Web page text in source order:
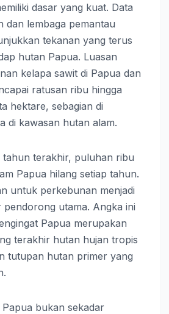
dasar yang kuat. Data
dan lembaga pemantau
tekanan yang terus
hutan Papua. Luasan
kelapa sawit di Papua dan
ratusan ribu hingga
hektare, sebagian di
di kawasan hutan alam.
tahun terakhir, puluhan ribu
Papua hilang setiap tahun.
untuk perkebunan menjadi
utama. Angka ini
Papua merupakan
terakhir hutan hujan tropis
tutupan hutan primer yang
bukan sekadar